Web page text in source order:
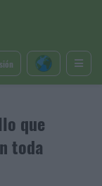
que
toda